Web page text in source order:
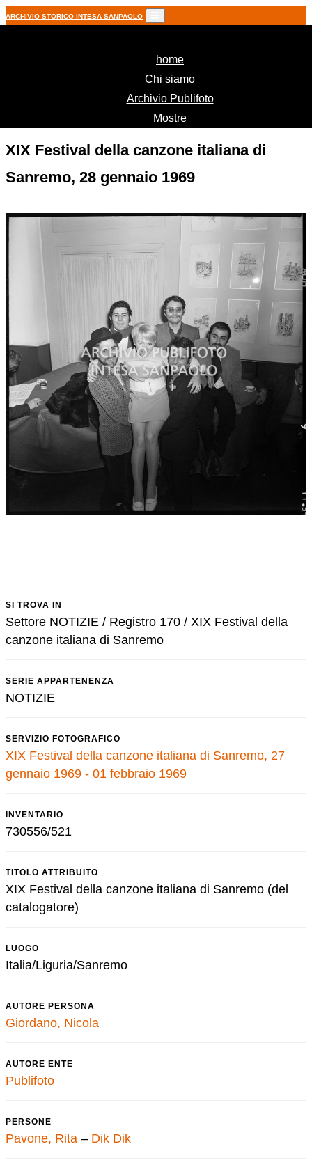
ARCHIVIO STORICO INTESA SANPAOLO
home(current)
Chi siamo
Archivio Publifoto
Mostre
XIX Festival della canzone italiana di
Sanremo, 28 gennaio 1969
SI TROVA IN
Settore NOTIZIE / Registro 170 / XIX Festival della
canzone italiana di Sanremo
SERIE APPARTENENZA
NOTIZIE
SERVIZIO FOTOGRAFICO
XIX Festival della canzone italiana di Sanremo, 27
gennaio 1969 - 01 febbraio 1969
INVENTARIO
730556/521
TITOLO ATTRIBUITO
XIX Festival della canzone italiana di Sanremo (del
catalogatore)
LUOGO
Italia/Liguria/Sanremo
AUTORE PERSONA
Giordano, Nicola
AUTORE ENTE
Publifoto
PERSONE
Pavone, Rita – Dik Dik